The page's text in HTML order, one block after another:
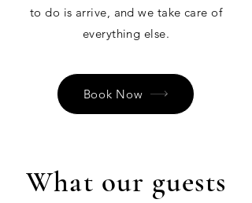
to do is arrive, and we take care of
everything else.
Book Now
What our guests